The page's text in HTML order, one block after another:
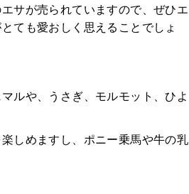
サが売られていますので、ぜひエ
ても愛おしく思えることでしょ
ルや、うさぎ、モルモット、ひよ
しめますし、ポニー乗馬や牛の乳